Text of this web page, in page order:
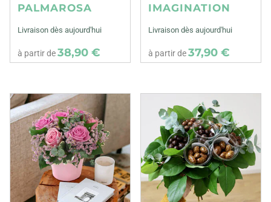
PALMAROSA
Livraison dès aujourd'hui
à partir de38,90 €
IMAGINATION
Livraison dès aujourd'hui
à partir de37,90 €